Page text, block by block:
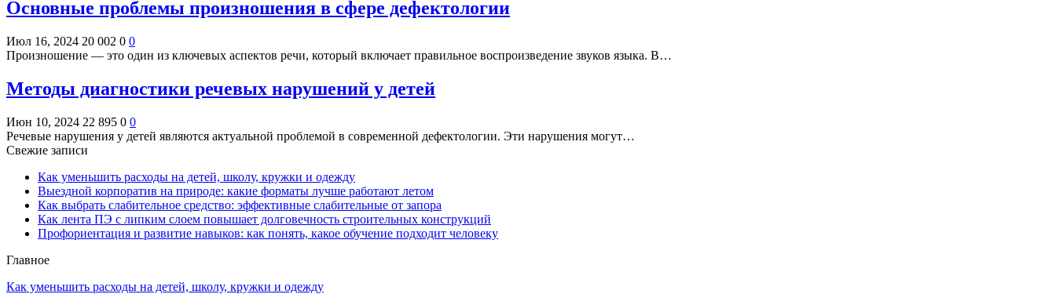
Основные проблемы произношения в сфере дефектологии
Июл 16, 2024 20 002 0 0
Произношение — это один из ключевых аспектов речи, который включает правильное воспроизведение звуков языка. В…
Методы диагностики речевых нарушений у детей
Июн 10, 2024 22 895 0 0
Речевые нарушения у детей являются актуальной проблемой в современной дефектологии. Эти нарушения могут…
Свежие записи
Как уменьшить расходы на детей, школу, кружки и одежду
Выездной корпоратив на природе: какие форматы лучше работают летом
Как выбрать слабительное средство: эффективные слабительные от запора
Как лента ПЭ с липким слоем повышает долговечность строительных конструкций
Профориентация и развитие навыков: как понять, какое обучение подходит человеку
Главное
Как уменьшить расходы на детей, школу, кружки и одежду